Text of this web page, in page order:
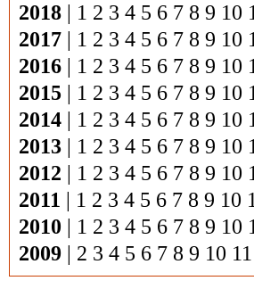
2018 | 1 2 3 4 5 6 7 8 9 10
2017 | 1 2 3 4 5 6 7 8 9 10
2016 | 1 2 3 4 5 6 7 8 9 10
2015 | 1 2 3 4 5 6 7 8 9 10
2014 | 1 2 3 4 5 6 7 8 9 10
2013 | 1 2 3 4 5 6 7 8 9 10
2012 | 1 2 3 4 5 6 7 8 9 10
2011 | 1 2 3 4 5 6 7 8 9 10
2010 | 1 2 3 4 5 6 7 8 9 10
2009 | 2 3 4 5 6 7 8 9 10 11